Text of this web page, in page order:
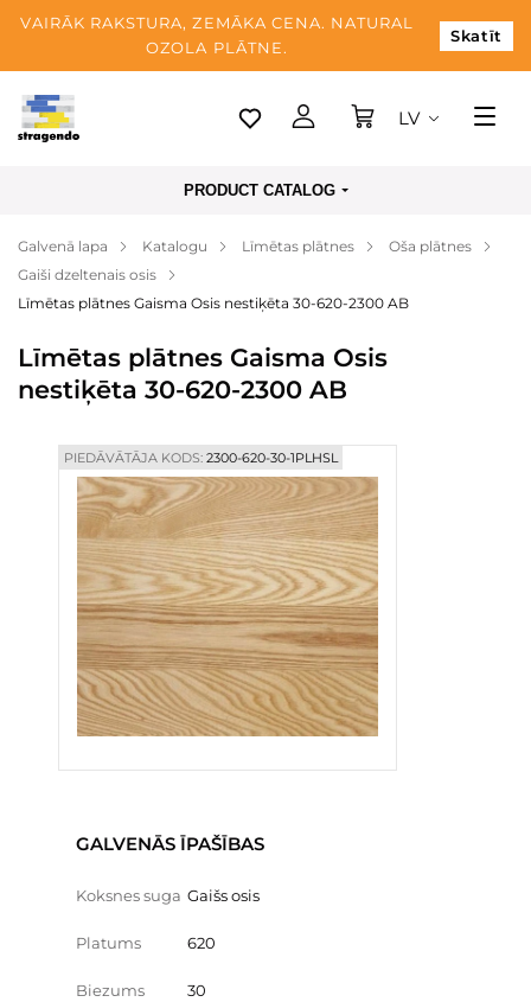
VAIRĀK RAKSTURA, ZEMĀKA CENA. NATURAL
OZOLA PLĀTNE.
Skatīt
Tallina
Apmaksa
Par mums
Blogs
Kontaktinformācija
LV
PRODUCT CATALOG
Galvenā lapa Katalogu Līmētas plātnes
Oša plātnes
Gaiši dzeltenais osis
Līmētas plātnes Gaisma Osis nestiķēta 30-620-2300 AB
Līmētas plātnes Gaisma Osis
nestiķēta 30-620-2300 AB
PIEDĀVĀTĀJA KODS:2300-620-30-1PLHSL
GALVENĀS ĪPAŠĪBAS
Koksnes suga Gaišs osis
Platums 620
Biezums 30